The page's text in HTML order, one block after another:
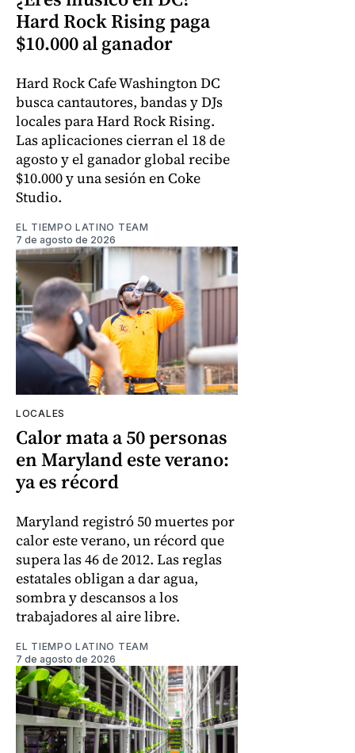
Hard Rock Rising paga
$10.000 al ganador
Hard Rock Cafe Washington DC
busca cantautores, bandas y DJs
locales para Hard Rock Rising.
Las aplicaciones cierran el 18 de
agosto y el ganador global recibe
$10.000 y una sesión en Coke
Studio.
EL TIEMPO LATINO TEAM
7 de agosto de 2026
LOCALES
Calor mata a 50 personas
en Maryland este verano:
ya es récord
Maryland registró 50 muertes por
calor este verano, un récord que
supera las 46 de 2012. Las reglas
estatales obligan a dar agua,
sombra y descansos a los
trabajadores al aire libre.
EL TIEMPO LATINO TEAM
7 de agosto de 2026